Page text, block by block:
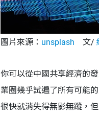
圖片來源： unsplash 文/
你可以從中國共享經濟的
業圈幾乎試遍了所有可能
很快就消失得無影無蹤，